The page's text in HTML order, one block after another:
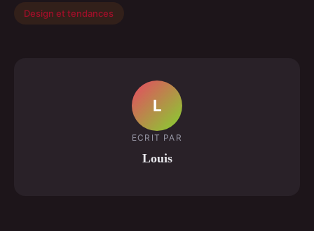
Design et tendances
L
ECRIT PAR
Louis